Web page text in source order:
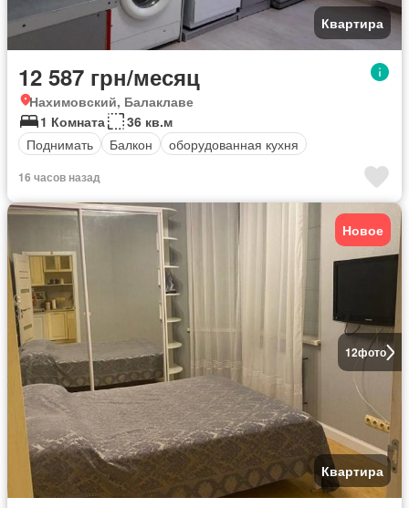
Квартира
12 587 грн/месяц
Нахимовский, Балаклаве
1 Комната
36 кв.м
Поднимать
Балкон оборудованная кухня
16 часов назад
12фото
Новое
Квартира